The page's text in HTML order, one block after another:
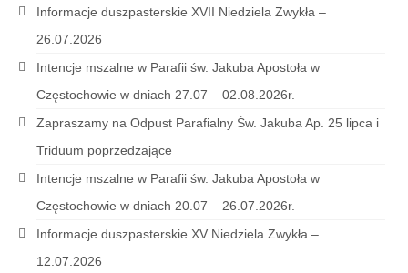
Informacje duszpasterskie XVII Niedziela Zwykła –
26.07.2026
Intencje mszalne w Parafii św. Jakuba Apostoła w
Częstochowie w dniach 27.07 – 02.08.2026r.
Zapraszamy na Odpust Parafialny Św. Jakuba Ap. 25 lipca i
Triduum poprzedzające
Intencje mszalne w Parafii św. Jakuba Apostoła w
Częstochowie w dniach 20.07 – 26.07.2026r.
Informacje duszpasterskie XV Niedziela Zwykła –
12.07.2026